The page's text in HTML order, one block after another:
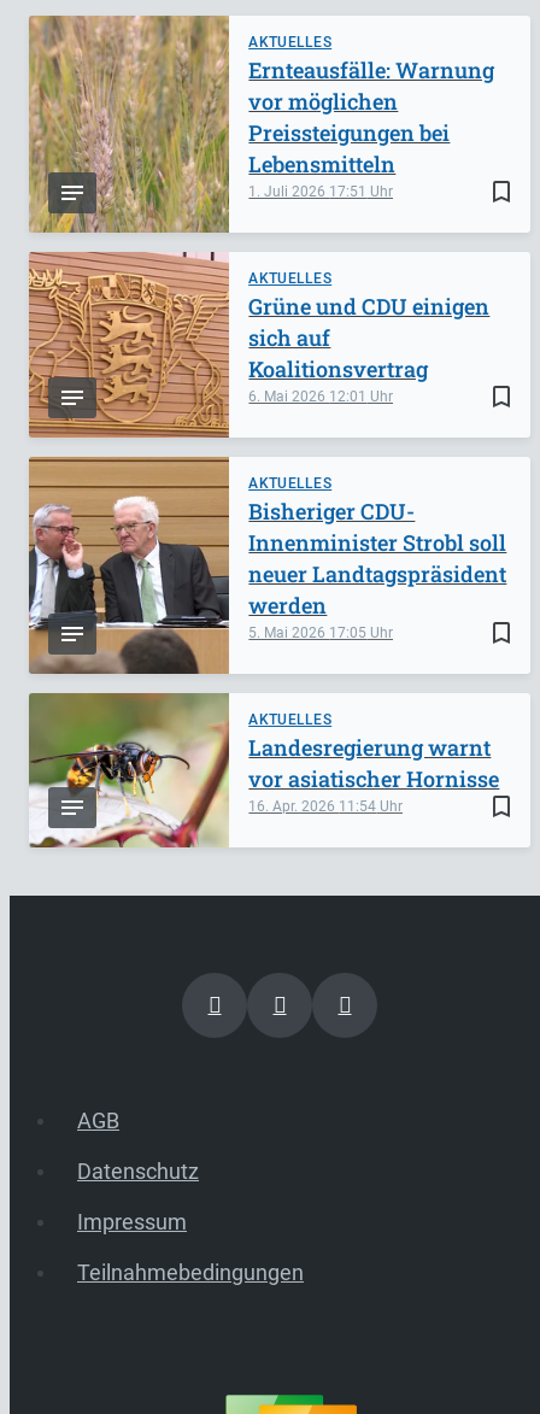
AKTUELLES
bookmark_border
1. Juli 2026 17:51
Ernteausfälle: Warnung
vor möglichen
Preissteigungen bei
Lebensmitteln
AKTUELLES
bookmark_border
6. Mai 2026 12:01
Grüne und CDU einigen
sich auf
Koalitionsvertrag
AKTUELLES
bookmark_border
5. Mai 2026 17:05
Bisheriger CDU-
Innenminister Strobl soll
neuer Landtagspräsident
werden
AKTUELLES
bookmark_border
16. Apr. 2026 11:54
Landesregierung warnt
vor asiatischer Hornisse
AGB
Datenschutz
Impressum
Teilnahmebedingungen